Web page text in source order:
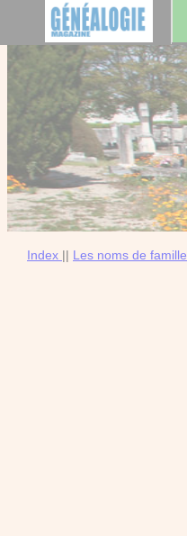
Index || Les noms de famille